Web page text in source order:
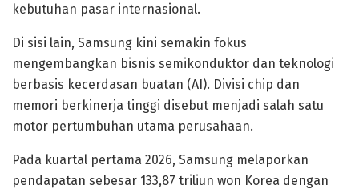
kebutuhan pasar internasional.
Di sisi lain, Samsung kini semakin fokus
mengembangkan bisnis semikonduktor dan teknologi
berbasis kecerdasan buatan (AI). Divisi chip dan
memori berkinerja tinggi disebut menjadi salah satu
motor pertumbuhan utama perusahaan.
Pada kuartal pertama 2026, Samsung melaporkan
pendapatan sebesar 133,87 triliun won Korea dengan